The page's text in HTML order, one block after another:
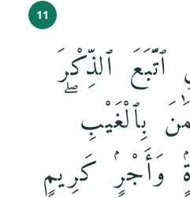
11
ٱلذِّكْرَ
بِٱلْغَيْبِ
وَأَجْرٍۢ كَرِيمٍ